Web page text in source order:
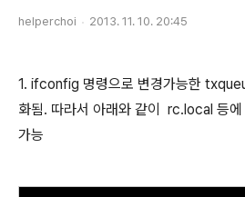
helperchoi 2013. 11. 10. 20:45
1. ifconfig 명령으로 변경가능한
화됨. 따라서 아래와 같이 rc.local 등
가능